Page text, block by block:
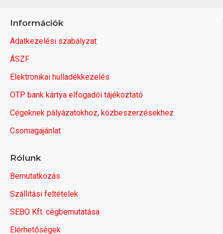
Információk
Adatkezelési szabályzat
ÁSZF
Elektronikai hulladékkezelés
OTP bank kártya elfogadói tájékoztató
Cégeknek pályázatokhoz, közbeszerzésekhez
Csomagajánlat
Rólunk
Bemutatkozás
Szállítási feltételek
SEBO Kft. cégbemutatása
Elérhetőségek